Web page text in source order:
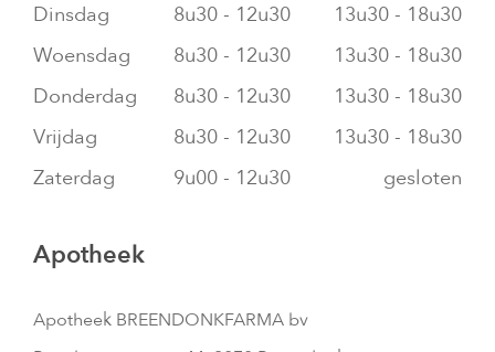
Dinsdag
8u30 - 12u30
13u30 - 18u30
Woensdag
8u30 - 12u30
13u30 - 18u30
Donderdag
8u30 - 12u30
13u30 - 18u30
Vrijdag
8u30 - 12u30
13u30 - 18u30
Zaterdag
9u00 - 12u30 gesloten
Apotheek
Apotheek BREENDONKFARMA bv